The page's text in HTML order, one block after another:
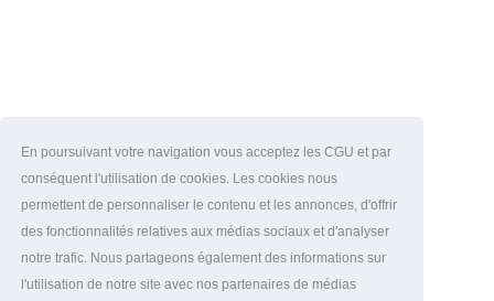
En poursuivant votre navigation vous acceptez les CGU et par
conséquent l'utilisation de cookies. Les cookies nous
permettent de personnaliser le contenu et les annonces, d'offrir
des fonctionnalités relatives aux médias sociaux et d'analyser
notre trafic. Nous partageons également des informations sur
l'utilisation de notre site avec nos partenaires de médias